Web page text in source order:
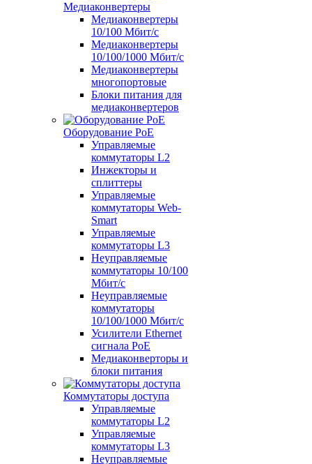
Медиаконвертеры
Медиаконвертеры
10/100 Мбит/с
Медиаконвертеры
10/100/1000 Мбит/c
Медиаконвертеры
многопортовые
Блоки питания для
медиаконвертеров
Оборудование PoE
Управляемые
коммутаторы L2
Инжекторы и
сплиттеры
Управляемые
коммутаторы Web-
Smart
Управляемые
коммутаторы L3
Неуправляемые
коммутаторы 10/100
Мбит/с
Неуправляемые
коммутаторы
10/100/1000 Мбит/с
Усилители Ethernet
сигнала PoE
Медиаконверторы и
блоки питания
Коммутаторы доступа
Управляемые
коммутаторы L2
Управляемые
коммутаторы L3
Неуправляемые